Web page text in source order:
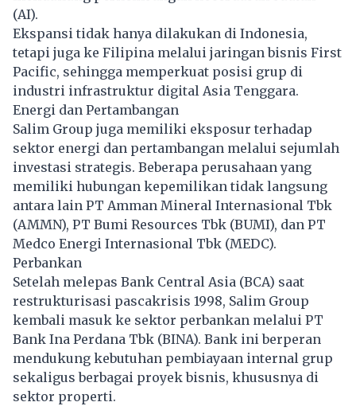
(AI).
Ekspansi tidak hanya dilakukan di Indonesia,
tetapi juga ke Filipina melalui jaringan bisnis First
Pacific, sehingga memperkuat posisi grup di
industri infrastruktur digital Asia Tenggara.
Energi dan Pertambangan
Salim Group juga memiliki eksposur terhadap
sektor energi dan pertambangan melalui sejumlah
investasi strategis. Beberapa perusahaan yang
memiliki hubungan kepemilikan tidak langsung
antara lain PT Amman Mineral Internasional Tbk
(AMMN), PT Bumi Resources Tbk (BUMI), dan PT
Medco Energi Internasional Tbk (MEDC).
Perbankan
Setelah melepas Bank Central Asia (BCA) saat
restrukturisasi pascakrisis 1998, Salim Group
kembali masuk ke sektor perbankan melalui PT
Bank Ina Perdana Tbk (BINA). Bank ini berperan
mendukung kebutuhan pembiayaan internal grup
sekaligus berbagai proyek bisnis, khususnya di
sektor properti.